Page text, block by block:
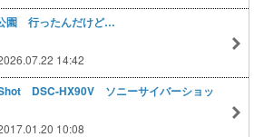
物公園 行ったんだけど…
14:42
DSC-HX90V ソニーサイバーショッ
10:08